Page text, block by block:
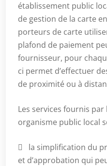
établissement public
de gestion de la carte
porteurs de carte
plafond de paiement
fournisseur, pour
ci permet d’effectuer
de proximité ou à
Les services fournis par
organisme public local
 la simplification du
et d’approbation qui